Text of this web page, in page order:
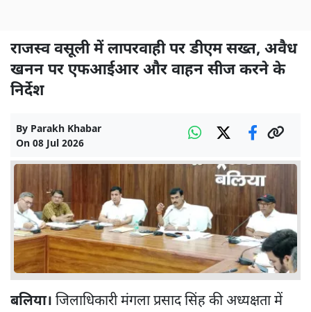
राजस्व वसूली में लापरवाही पर डीएम सख्त, अवैध
खनन पर एफआईआर और वाहन सीज करने के
निर्देश
By Parakh Khabar
On 08 Jul 2026
बलिया। जिलाधिकारी मंगला प्रसाद सिंह की अध्यक्षता में